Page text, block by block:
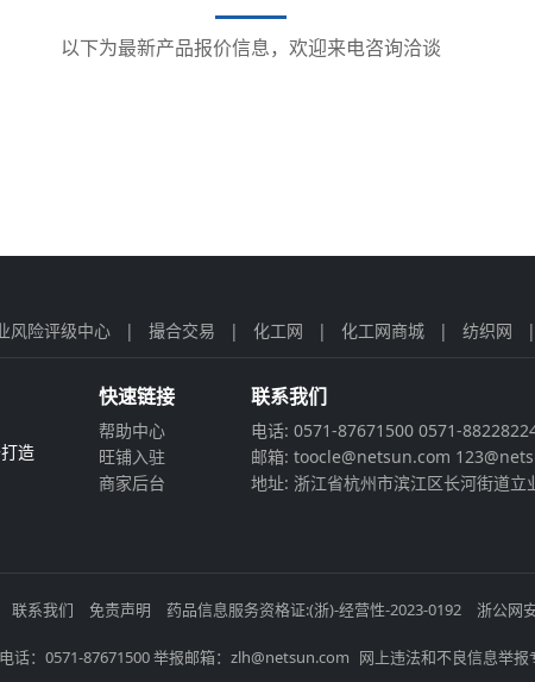
以下为最新产品报价信息，欢迎来电咨询洽谈
风险评级中心 | 撮合交易 | 化工网 | 化工网商城 | 纺织网 |
造
快速链接
帮助中心
旺铺入驻
商家后台
联系我们
电话: 0571-87671500 0571-
邮箱: toocle@netsun.com
地址: 浙江省杭州市滨江区长河街道
联系我们 免责声明 药品信息服务资格证:(浙)-经营性-2023-0192 浙公网
话：0571-87671500 举报邮箱：zlh@netsun.com 网上违法和不良信息举报